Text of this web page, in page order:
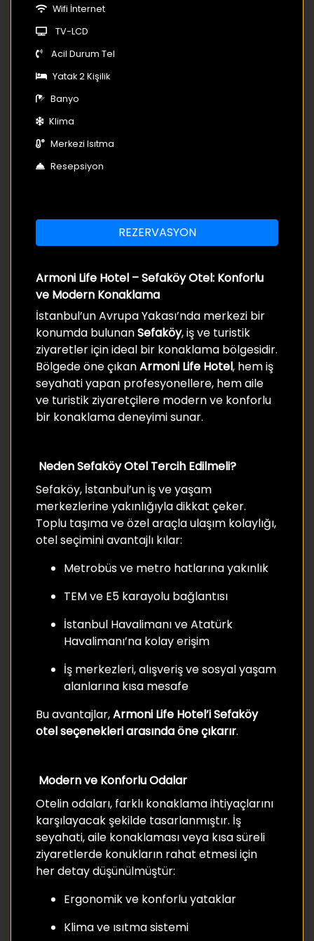
Wifi İnternet
TV-LCD
Acil Durum Tel
Yatak 2 Kişilik
Banyo
Klima
Merkezi Isıtma
Resepsiyon
REZERVASYON
Armoni Life Hotel – Sefaköy Otel: Konforlu
ve Modern Konaklama
İstanbul’un Avrupa Yakası’nda merkezi bir
konumda bulunanSefaköy, iş ve turistik
ziyaretler için ideal bir konaklama bölgesidir.
Bölgede öne çıkanArmoni Life Hotel, hem iş
seyahati yapan profesyonellere, hem aile
ve turistik ziyaretçilere modern ve konforlu
bir konaklama deneyimi sunar.
Neden Sefaköy Otel Tercih Edilmeli?
Sefaköy, İstanbul’un iş ve yaşam
merkezlerine yakınlığıyla dikkat çeker.
Toplu taşıma ve özel araçla ulaşım kolaylığı,
otel seçimini avantajlı kılar:
Metrobüs ve metro hatlarına yakınlık
TEM ve E5 karayolu bağlantısı
İstanbul Havalimanı ve Atatürk
Havalimanı’na kolay erişim
İş merkezleri, alışveriş ve sosyal yaşam
alanlarına kısa mesafe
Bu avantajlar,Armoni Life Hotel’i Sefaköy
otel seçenekleri arasında öne çıkarır.
Modern ve Konforlu Odalar
Otelin odaları, farklı konaklama ihtiyaçlarını
karşılayacak şekilde tasarlanmıştır. İş
seyahati, aile konaklaması veya kısa süreli
ziyaretlerde konukların rahat etmesi için
her detay düşünülmüştür:
Ergonomik ve konforlu yataklar
Klima ve ısıtma sistemi